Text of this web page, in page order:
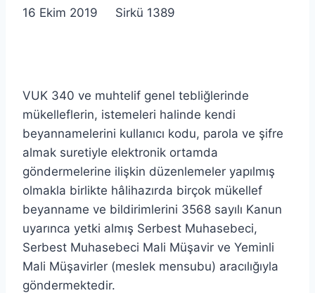
16 Ekim 2019 Sirkü 1389
VUK 340 ve muhtelif genel tebliğlerinde
mükelleflerin, istemeleri halinde kendi
beyannamelerini kullanıcı kodu, parola ve şifre
almak suretiyle elektronik ortamda
göndermelerine ilişkin düzenlemeler yapılmış
olmakla birlikte hâlihazırda birçok mükellef
beyanname ve bildirimlerini 3568 sayılı Kanun
uyarınca yetki almış Serbest Muhasebeci,
Serbest Muhasebeci Mali Müşavir ve Yeminli
Mali Müşavirler (meslek mensubu) aracılığıyla
göndermektedir.